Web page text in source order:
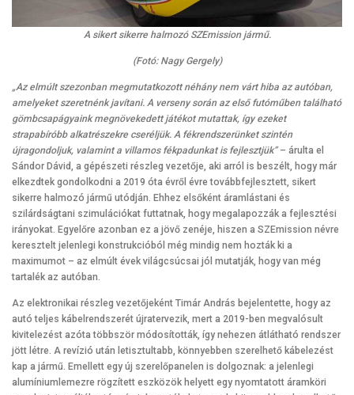
A sikert sikerre halmozó SZEmission jármű.
(Fotó: Nagy Gergely)
„Az elmúlt szezonban megmutatkozott néhány nem várt hiba az autóban,
amelyeket szeretnénk javítani. A verseny során az első futóműben található
gömbcsapágyaink megnövekedett játékot mutattak, így ezeket
strapabíróbb alkatrészekre cseréljük. A fékrendszerünket szintén
újragondoljuk, valamint a villamos fékpadunkat is fejlesztjük”– árulta el
Sándor Dávid, a gépészeti részleg vezetője, aki arról is beszélt, hogy már
elkezdtek gondolkodni a 2019 óta évről évre továbbfejlesztett, sikert
sikerre halmozó jármű utódján. Ehhez elsőként áramlástani és
szilárdságtani szimulációkat futtatnak, hogy megalapozzák a fejlesztési
irányokat. Egyelőre azonban ez a jövő zenéje, hiszen a SZEmission névre
keresztelt jelenlegi konstrukcióból még mindig nem hozták ki a
maximumot – az elmúlt évek világcsúcsai jól mutatják, hogy van még
tartalék az autóban.
Az elektronikai részleg vezetőjeként Timár András bejelentette, hogy az
autó teljes kábelrendszerét újratervezik, mert a 2019-ben megvalósult
kivitelezést azóta többször módosították, így nehezen átlátható rendszer
jött létre. A revízió után letisztultabb, könnyebben szerelhető kábelezést
kap a jármű. Emellett egy új szerelőpanelen is dolgoznak: a jelenlegi
alumíniumlemezre rögzített eszközök helyett egy nyomtatott áramköri